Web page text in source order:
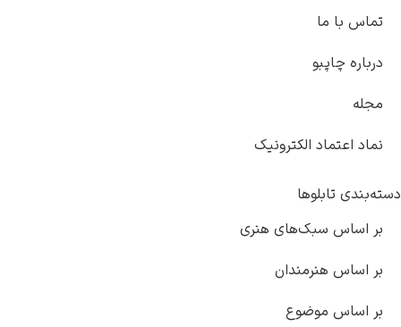
تماس با ما
درباره چاپبو
مجله
نماد اعتماد الکترونیک
دسته‌بندی تابلوها
بر اساس سبک‌های هنری
بر اساس هنرمندان
بر اساس موضوع